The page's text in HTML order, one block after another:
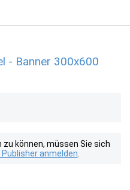
- Banner 300x600
können, müssen Sie sich
Publisher anmelden